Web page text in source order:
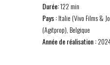
Durée:122 min
Pays :Italie (Vivo Films &
(Agitprop), Belgique
Année de réalisation :